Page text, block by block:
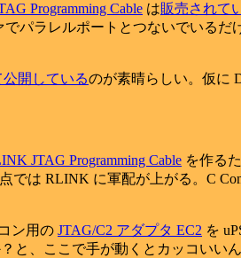
Programming Cable は販売されて
パラレルポートとつないでいる
開しているのが素晴らしい。仮に
JTAG Programming Cable を作る
では RLINK に軍配が上がる。C
ン用の JTAG/C2 アダプタ EC2 を
と、ここで手が動くとカッコいい